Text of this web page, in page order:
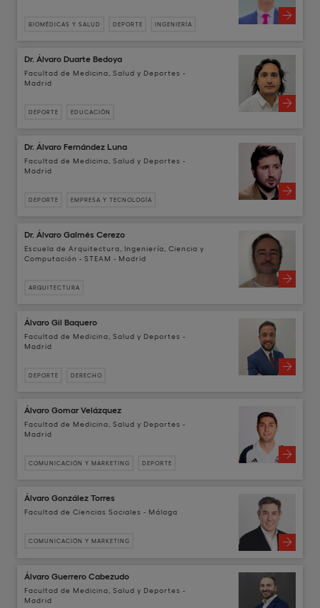
BIOMÉDICAS Y SALUD DEPORTE INGENIERÍA
Dr. Álvaro Duarte Bedoya
Facultad de Medicina, Salud y Deportes -
Madrid
DEPORTE EDUCACIÓN
Dr. Álvaro Fernández Luna
Facultad de Medicina, Salud y Deportes -
Madrid
DEPORTE EMPRESA Y TECNOLOGÍA
Dr. Álvaro Galmés Cerezo
Escuela de Arquitectura, Ingeniería, Ciencia y
Computación - STEAM - Madrid
ARQUITECTURA
Álvaro Gil Baquero
Facultad de Medicina, Salud y Deportes -
Madrid
DEPORTE DERECHO
Álvaro Gomar Velázquez
Facultad de Medicina, Salud y Deportes -
Madrid
COMUNICACIÓN Y MARKETING DEPORTE
Álvaro González Torres
Facultad de Ciencias Sociales - Málaga
COMUNICACIÓN Y MARKETING
Álvaro Guerrero Cabezudo
Facultad de Medicina, Salud y Deportes -
Madrid